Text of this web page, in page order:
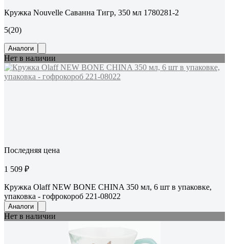
Кружка Nouvelle Саванна Тигр, 350 мл 1780281-2
5(20)
Аналоги
Нет в наличии
Последняя цена
1 509 ₽
Кружка Olaff NEW BONE CHINA 350 мл, 6 шт в упаковке,
упаковка - гофрокороб 221-08022
Аналоги
Нет в наличии